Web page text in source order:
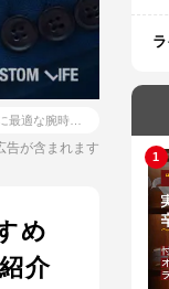
告が含まれます
め
介